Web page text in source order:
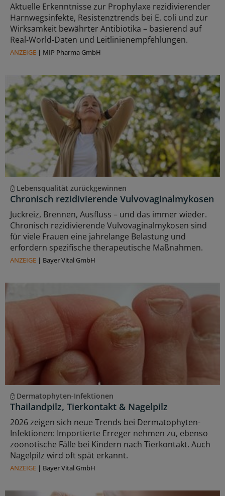
Aktuelle Erkenntnisse zur Prophylaxe rezidivierender
Harnwegsinfekte, Resistenztrends bei E. coli und zur
Wirksamkeit bewährter Antibiotika – basierend auf
Real-World-Daten und Leitlinienempfehlungen.
ANZEIGE | MIP Pharma GmbH
Lebensqualität zurückgewinnen
Chronisch rezidivierende Vulvovaginalmykosen
Juckreiz, Brennen, Ausfluss – und das immer wieder.
Chronisch rezidivierende Vulvovaginalmykosen sind
für viele Frauen eine jahrelange Belastung und
erfordern spezifische therapeutische Maßnahmen.
ANZEIGE | Bayer Vital GmbH
Dermatophyten-Infektionen
Thailandpilz, Tierkontakt & Nagelpilz
2026 zeigen sich neue Trends bei Dermatophyten-
Infektionen: Importierte Erreger nehmen zu, ebenso
zoonotische Fälle bei Kindern nach Tierkontakt. Auch
Nagelpilz wird oft spät erkannt.
ANZEIGE | Bayer Vital GmbH